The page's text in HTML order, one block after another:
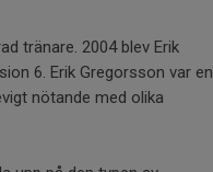
tränare. 2004 blev Erik
6. Erik Gregorsson var en
nötande med olika